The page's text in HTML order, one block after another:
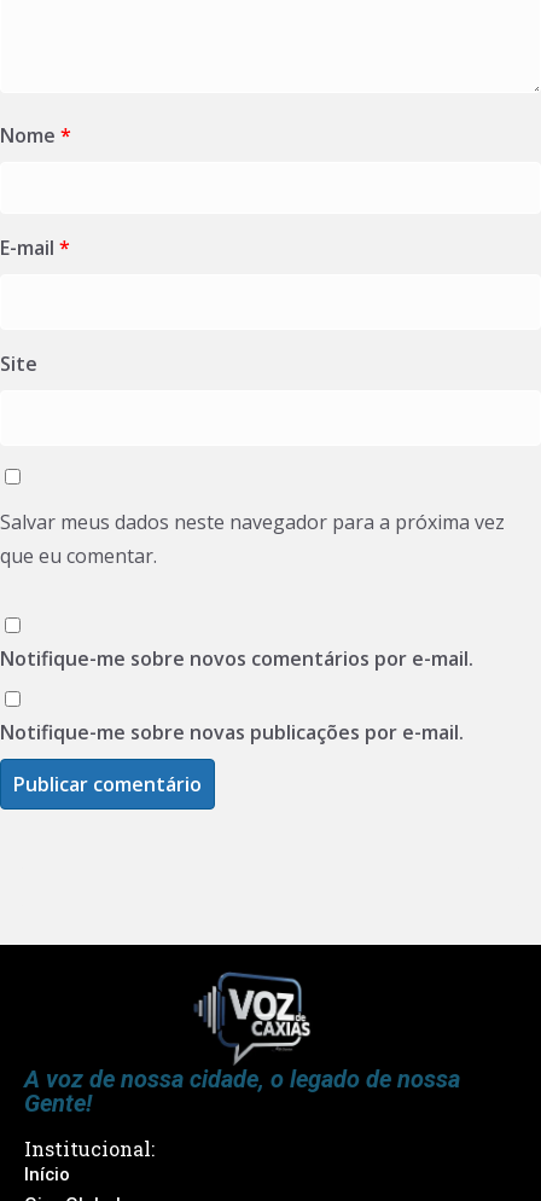
Nome *
E-mail *
Site
Salvar meus dados neste navegador para a próxima vez
que eu comentar.
Notifique-me sobre novos comentários por e-mail.
Notifique-me sobre novas publicações por e-mail.
A voz de nossa cidade, o legado de nossa
Gente!
Institucional:
Início